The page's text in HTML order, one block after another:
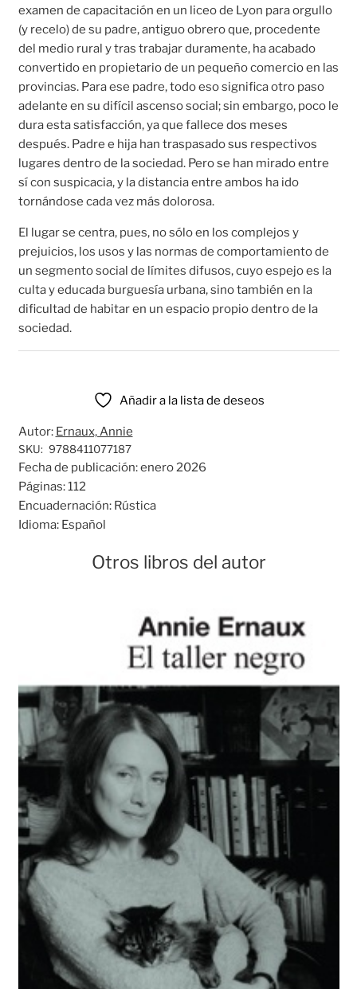
examen de capacitación en un liceo de Lyon para orgullo
(y recelo) de su padre, antiguo obrero que, procedente
del medio rural y tras trabajar duramente, ha acabado
convertido en propietario de un pequeño comercio en las
provincias. Para ese padre, todo eso significa otro paso
adelante en su difícil ascenso social; sin embargo, poco le
dura esta satisfacción, ya que fallece dos meses
después. Padre e hija han traspasado sus respectivos
lugares dentro de la sociedad. Pero se han mirado entre
sí con suspicacia, y la distancia entre ambos ha ido
tornándose cada vez más dolorosa.
El lugar se centra, pues, no sólo en los complejos y
prejuicios, los usos y las normas de comportamiento de
un segmento social de límites difusos, cuyo espejo es la
culta y educada burguesía urbana, sino también en la
dificultad de habitar en un espacio propio dentro de la
sociedad.
Añadir a la lista de deseos
Autor: Ernaux, Annie
SKU: 9788411077187
Fecha de publicación:enero 2026
Páginas:112
Encuadernación: Rústica
Idioma: Español
Otros libros del autor